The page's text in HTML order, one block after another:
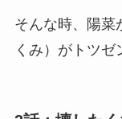
そんな時、陽菜
くみ）がトツゼ